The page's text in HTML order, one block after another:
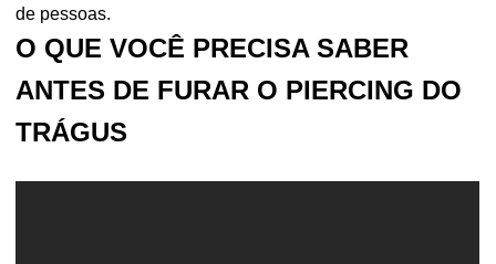
de pessoas.
O QUE VOCÊ PRECISA SABER
ANTES DE FURAR O PIERCING DO
TRÁGUS